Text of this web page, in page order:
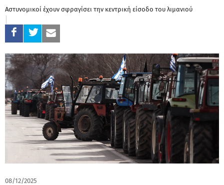
Αστυνομικοί έχουν σφραγίσει την κεντρική είσοδο του λιμανιού
08/12/2025